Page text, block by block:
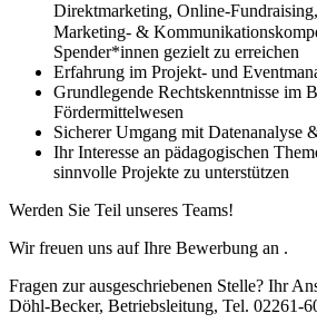
Direktmarketing, Online-
Marketing- &
Spender*innen gezielt zu erreichen
Erfahrung im Projekt- und
Grundlegende Rechtskenntnisse im
Fördermittelwesen
Sicherer Umgang mit Datenanalyse
Ihr Interesse an pädagogischen
sinnvolle Projekte zu unterstützen
Werden Sie Teil unseres Teams!
Wir freuen uns auf Ihre Bewerbung an .
Fragen zur ausgeschriebenen Stelle? Ihr
Döhl-Becker, Betriebsleitung, Tel. 02261-